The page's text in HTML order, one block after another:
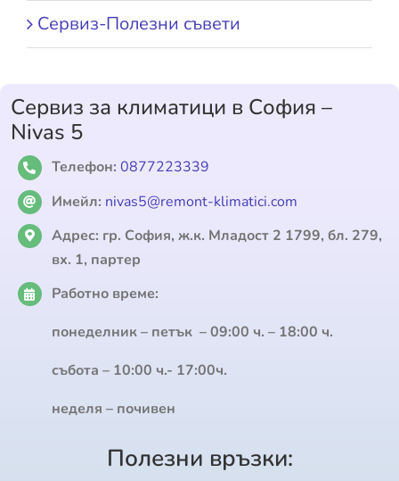
Сервиз-Полезни съвети
Сервиз за климатици в София –
Nivas 5
Телефон: 0877223339
Имейл: nivas5@remont-klimatici.com
Адрес: гр. София, ж.к. Младост 2 1799, бл. 279,
вх. 1, партер
Работно време:
понеделник – петък – 09:00 ч. – 18:00 ч.
събота – 10:00 ч.- 17:00ч.
неделя – почивен
Полезни връзки: